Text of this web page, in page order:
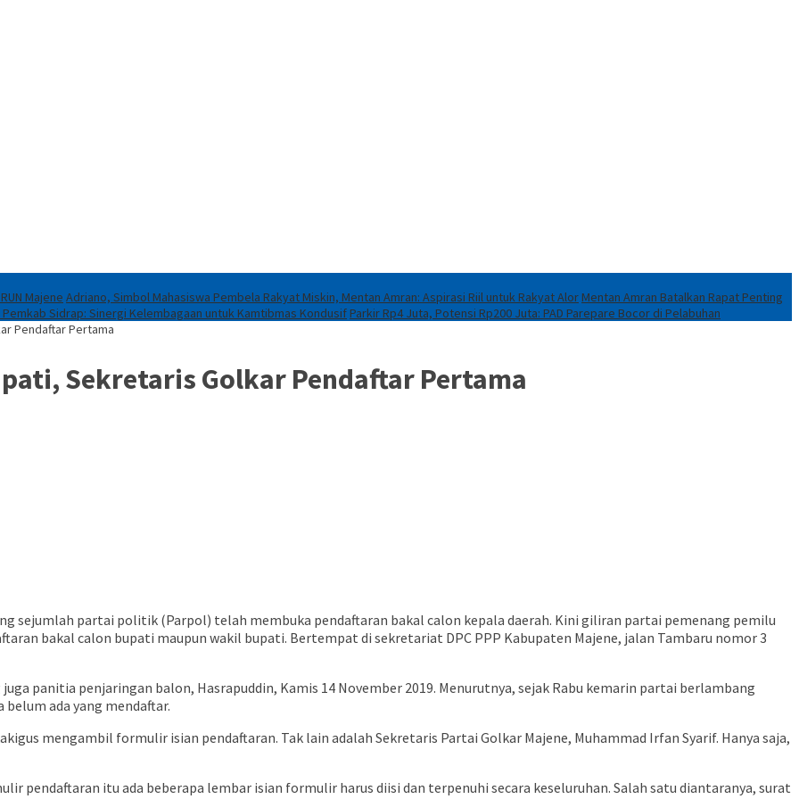
Majene Adriano, Simbol Mahasiswa Pembela Rakyat Miskin, Mentan Amran: Aspirasi Riil untuk Rakyat AlorMentan Amran Batalkan Rapat Penting
Sidrap: Sinergi Kelembagaan untuk Kamtibmas KondusifParkir Rp4 Juta, Potensi Rp200 Juta: PAD Parepare Bocor di Pelabuhan
Pendaftar Pertama
Sekretaris Golkar Pendaftar Pertama
sejumlah partai politik (Parpol) telah membuka pendaftaran bakal calon kepala daerah. Kini giliran partai pemenang pemilu
bakal calon bupati maupun wakil bupati. Bertempat di sekretariat DPC PPP Kabupaten Majene, jalan Tambaru nomor 3
panitia penjaringan balon, Hasrapuddin, Kamis 14 November 2019. Menurutnya, sejak Rabu kemarin partai berlambang
ada yang mendaftar.
mengambil formulir isian pendaftaran. Tak lain adalah Sekretaris Partai Golkar Majene, Muhammad Irfan Syarif. Hanya saja,
pendaftaran itu ada beberapa lembar isian formulir harus diisi dan terpenuhi secara keseluruhan. Salah satu diantaranya, surat